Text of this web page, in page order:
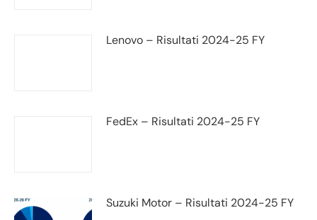
Lenovo – Risultati 2024-25 FY
FedEx – Risultati 2024-25 FY
Suzuki Motor – Risultati 2024-25 FY